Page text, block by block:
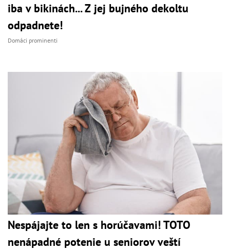
iba v bikinách... Z jej bujného dekoltu
odpadnete!
Domáci prominenti
Nespájajte to len s horúčavami! TOTO
nenápadné potenie u seniorov veští